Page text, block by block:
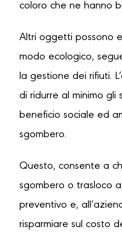
coloro che ne hanno
Altri oggetti possono
modo ecologico,
la gestione dei rifiuti.
di ridurre al minimo gli
beneficio sociale ed
sgombero.
Questo, consente a
sgombero o trasloco
preventivo e,
risparmiare sul costo